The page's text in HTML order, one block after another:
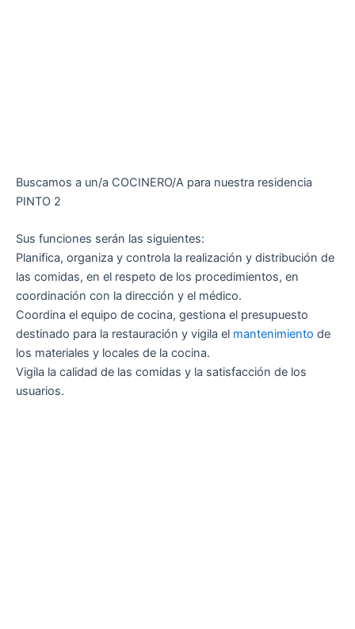
Buscamos a un/a COCINERO/A para nuestra residencia
PINTO 2
Sus funciones serán las siguientes:
Planifica, organiza y controla la realización y distribución de
las comidas, en el respeto de los procedimientos, en
coordinación con la dirección y el médico.
Coordina el equipo de cocina, gestiona el presupuesto
destinado para la restauración y vigila el mantenimiento de
los materiales y locales de la cocina.
Vigila la calidad de las comidas y la satisfacción de los
usuarios.